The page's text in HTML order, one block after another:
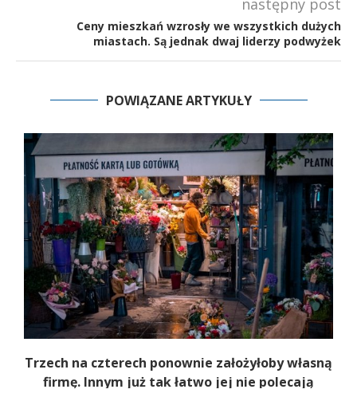
Ceny mieszkań wzrosły we wszystkich dużych
miastach. Są jednak dwaj liderzy podwyżek
POWIĄZANE ARTYKUŁY
Trzech na czterech ponownie założyłoby własną
firmę. Innym już tak łatwo jej nie polecają